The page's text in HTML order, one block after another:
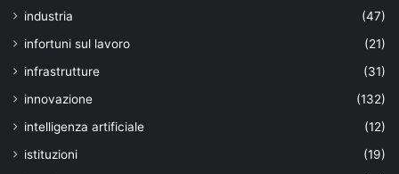
industria
(47)
infortuni sul lavoro
(21)
infrastrutture
(31)
innovazione
(132)
intelligenza artificiale
(12)
istituzioni
(19)